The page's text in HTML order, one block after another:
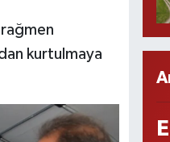
kurtulmaya